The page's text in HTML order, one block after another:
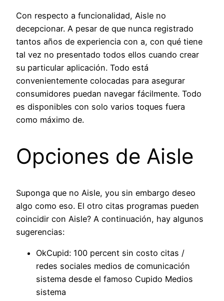
Con respecto a funcionalidad, Aisle no
decepcionar. A pesar de que nunca registrado
tantos años de experiencia con a, con qué tiene
tal vez no presentado todos ellos cuando crear
su particular aplicación. Todo está
convenientemente colocadas para asegurar
consumidores puedan navegar fácilmente. Todo
es disponibles con solo varios toques fuera
como máximo de.
Opciones de Aisle
Suponga que no Aisle, you sin embargo deseo
algo como eso. El otro citas programas pueden
coincidir con Aisle? A continuación, hay algunos
sugerencias:
OkCupid: 100 percent sin costo citas /
redes sociales medios de comunicación
sistema desde el famoso Cupido Medios
sistema